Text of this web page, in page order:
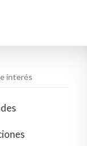
interés